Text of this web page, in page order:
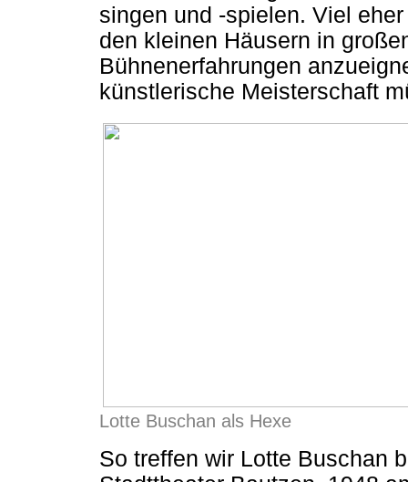
singen und -spielen. Viel
den kleinen Häusern in
Bühnenerfahrungen
künstlerische Meisterschaft
Lotte Buschan als Hexe
So treffen wir Lotte Buschan